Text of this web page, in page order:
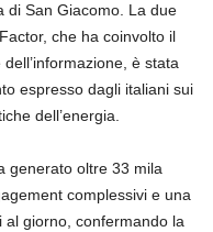
di San Giacomo. La due
che ha coinvolto il
è stata
espresso dagli italiani sui
dell’energia.
generato oltre 33 mila
complessivi e una
al giorno, confermando la